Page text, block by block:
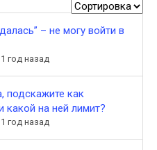
– не могу войти в
год назад
подскажите как
какой на ней лимит?
год назад